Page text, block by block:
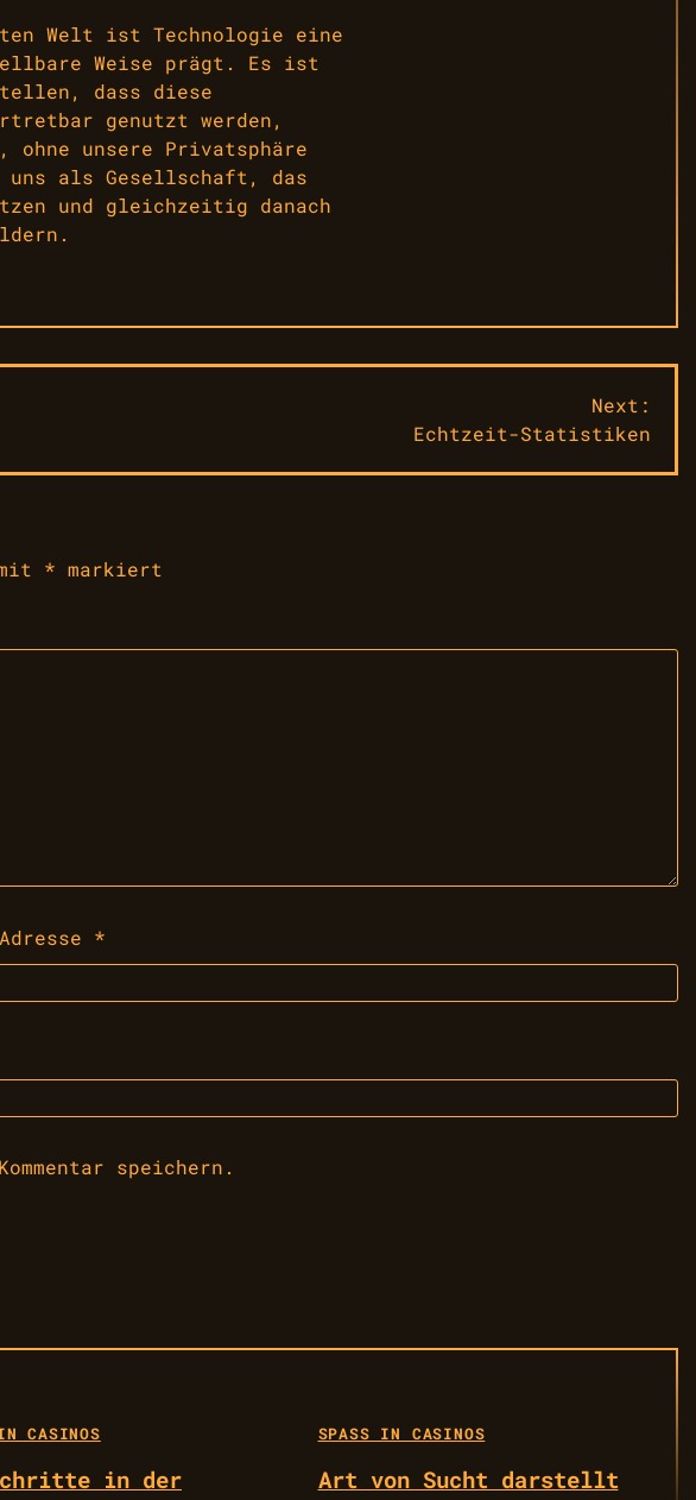
Welt ist Technologie eine
Weise prägt. Es ist
dass diese
genutzt werden,
unsere Privatsphäre
als Gesellschaft, das
und gleichzeitig danach
Next:
Echtzeit-Statistiken
* markiert
*
speichern.
CASINOS
in der
SPASS IN CASINOS
Art von Sucht darstellt